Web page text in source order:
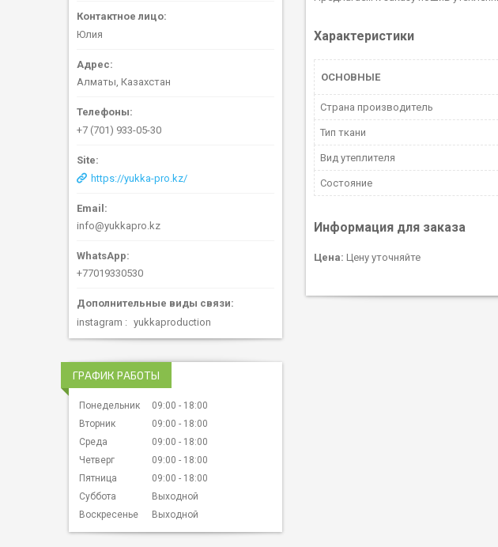
Характеристики
ОСНОВНЫЕ
Страна производитель
Тип ткани
Вид утеплителя
Состояние
Информация для заказа
Цена: Цену уточняйте
Юлия
Алматы, Казахстан
+7 (701) 933-05-30
https://yukka-pro.kz/
info@yukkapro.kz
+77019330530
instagram yukkaproduction
ГРАФИК РАБОТЫ
Понедельник 09:00
18:00
Вторник
09:00
18:00
Среда
09:00
18:00
Четверг
09:00
18:00
Пятница
09:00
18:00
Суббота
Выходной
Воскресенье
Выходной